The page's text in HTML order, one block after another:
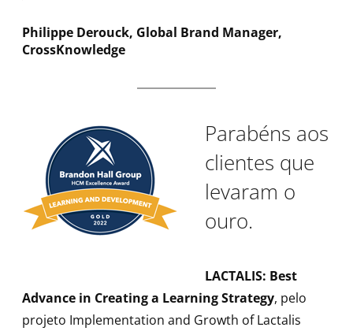
Philippe Derouck, Global Brand Manager,
CrossKnowledge
Parabéns aos
clientes que
levaram o
ouro.
LACTALIS: Best
Advance in Creating a Learning Strategy, pelo
projeto Implementation and Growth of Lactalis